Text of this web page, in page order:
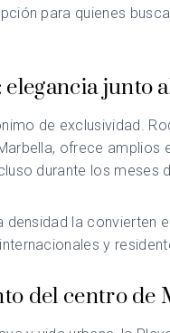
para quienes
junto
de exclusividad.
ofrece amplios
durante los meses
la convierten
y
del centro de